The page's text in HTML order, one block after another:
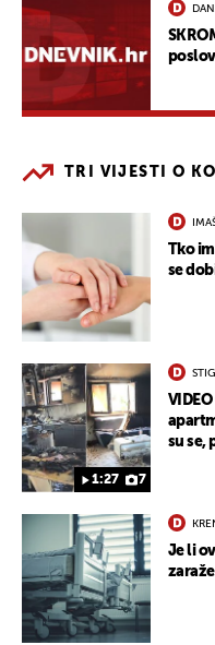
TRI VIJESTI O
Tko
se
1:27 7
su se,
Je li